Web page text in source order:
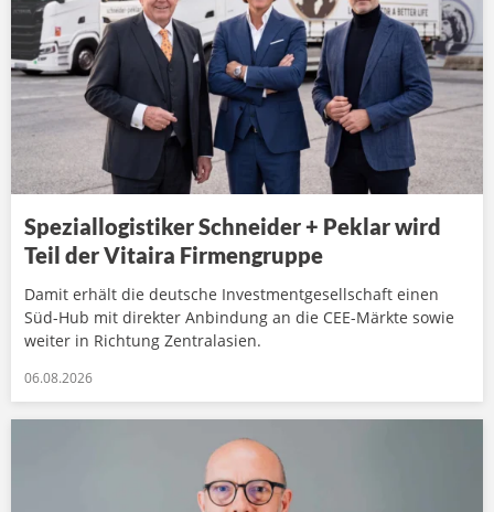
Speziallogistiker Schneider + Peklar wird
Teil der Vitaira Firmengruppe
Damit erhält die deutsche Investmentgesellschaft einen
Süd-Hub mit direkter Anbindung an die CEE-Märkte sowie
weiter in Richtung Zentralasien.
06.08.2026